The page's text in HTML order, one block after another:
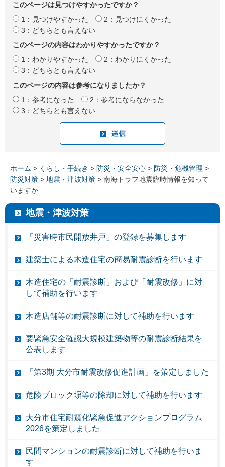
このページは見つけやすかったですか？
1：見つけやすかった
2：見つけにくかった
3：どちらとも言えない
このページの内容はわかりやすかったですか？
1：わかりやすかった
2：わかりにくかった
3：どちらとも言えない
このページの内容は参考になりましたか？
1：参考になった
2：参考にならなかった
3：どちらとも言えない
ホーム > くらし・手続き > 防災・安全安心 > 防災・危機管理 >
防災対策 > 地震・津波対策 > 南海トラフ地震臨時情報を知って
いますか
地震・津波対策
「災害時市民開放井戸」の登録を募集します
建築士による木造住宅の簡易耐震診断を行います
木造住宅の「耐震診断」および「耐震改修」に対
して補助を行います
木造店舗等の耐震診断に対して補助を行います
要緊急安全確認大規模建築物等の耐震診断結果を
公表します
「第3期 大分市耐震改修促進計画」を策定しました
危険ブロック塀等の除却に対して補助を行います
大分市住宅耐震化緊急促進アクションプログラム
2026を策定しました
民間マンションの耐震診断に対して補助を行いま
す